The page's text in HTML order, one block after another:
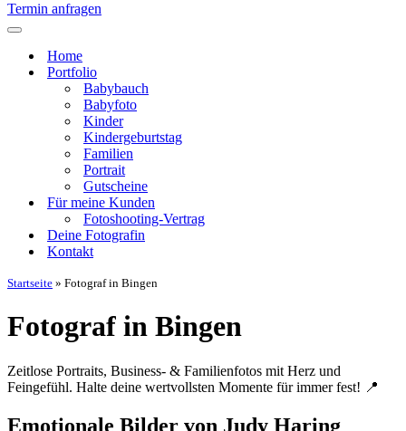
Termin anfragen
Navigationsmenü
Home
Portfolio
Babybauch
Babyfoto
Kinder
Kindergeburtstag
Familien
Portrait
Gutscheine
Für meine Kunden
Fotoshooting-Vertrag
Deine Fotografin
Kontakt
Startseite » Fotograf in Bingen
Fotograf in Bingen
Zeitlose Portraits, Business- & Familienfotos mit Herz und
Feingefühl. Halte deine wertvollsten Momente für immer fest! 📍
Emotionale Bilder von Judy Haring